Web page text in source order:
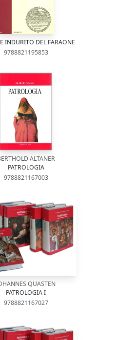
INDURITO DEL FARAONE
9788821195853
ALTANER
PATROLOGIA
9788821167003
QUASTEN
PATROLOGIA I
9788821167027